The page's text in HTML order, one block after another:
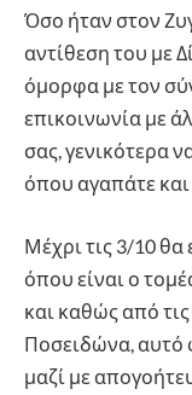
Όσο ήταν στον
αντίθεση του με
όμορφα με τον
επικοινωνία με
σας, γενικότερα
όπου αγαπάτε
Μέχρι τις 3/10 θα
όπου είναι ο
και καθώς από
Ποσειδώνα, αυτό
μαζί με